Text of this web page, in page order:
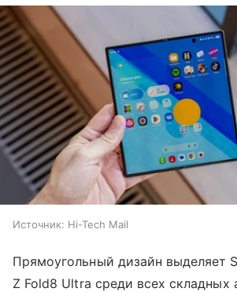
Источник: Hi-Tech Mail
Прямоугольный дизайн выделяет
Z Fold8 Ultra среди всех складных